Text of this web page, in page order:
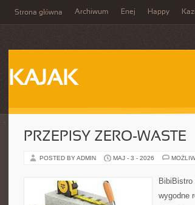
Strona główna Archiwum Enej Happy
KAJAK
PRZEPISY ZERO-WASTE
POSTED BY ADMIN MAJ - 3 - 2026
wygodne